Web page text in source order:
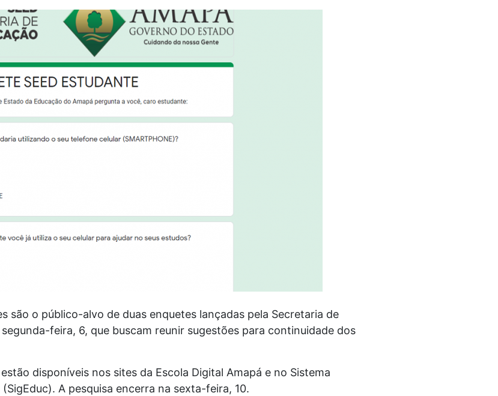
são o público-alvo de duas enquetes lançadas pela Secretaria de
feira, 6, que buscam reunir sugestões para continuidade dos
disponíveis nos sites da Escola Digital Amapá e no Sistema
A pesquisa encerra na sexta-feira, 10.